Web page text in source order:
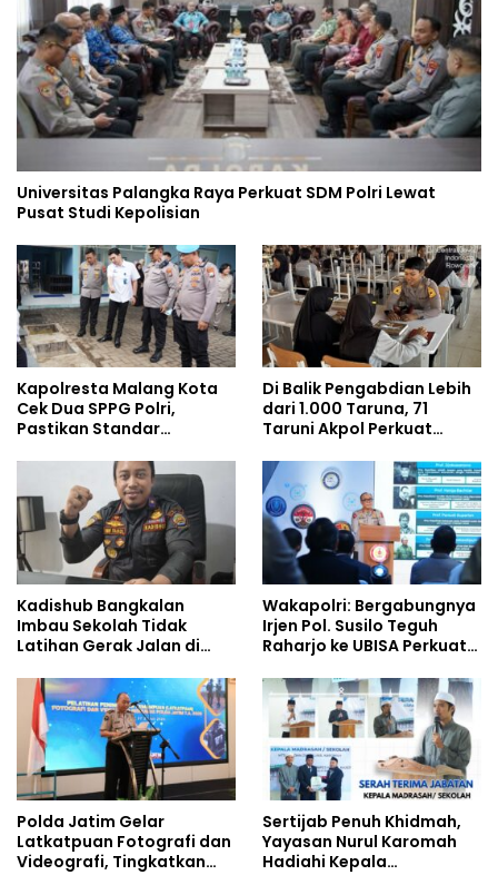
Universitas Palangka Raya Perkuat SDM Polri Lewat
Pusat Studi Kepolisian
Kapolresta Malang Kota
Cek Dua SPPG Polri,
Pastikan Standar
Pengelolaan Limbah
Berjalan Optimal
Di Balik Pengabdian Lebih
dari 1.000 Taruna, 71
Taruni Akpol Perkuat
Siswa Sekolah Rakyat
Kadishub Bangkalan
Imbau Sekolah Tidak
Latihan Gerak Jalan di
Wakapolri: Bergabungnya
Irjen Pol. Susilo Teguh
Raharjo ke UBISA Perkuat
Studi Kepolisian
Polda Jatim Gelar
Latkatpuan Fotografi dan
Videografi, Tingkatkan
Sertijab Penuh Khidmah,
Yayasan Nurul Karomah
Hadiahi Kepala